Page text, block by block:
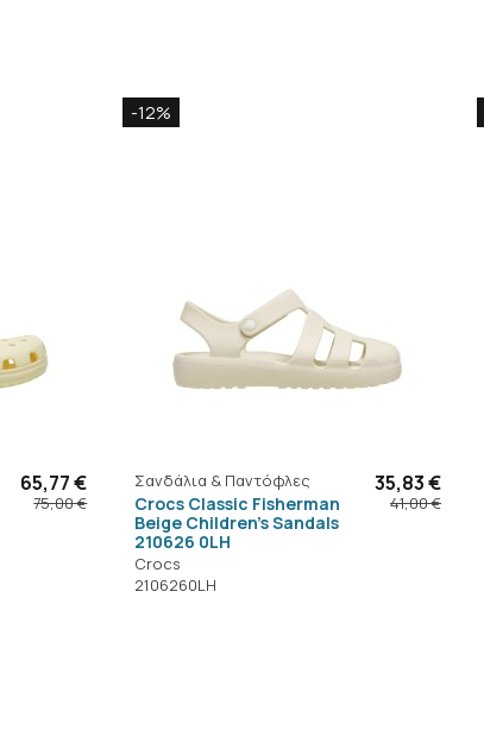
65,77 €
75,00 €
-12%
Σανδάλια & Παντόφλες
Crocs Classic Fisherman
Beige Children's Sandals
210626 0LH
Crocs
2106260LH
35,83 €
41,00 €